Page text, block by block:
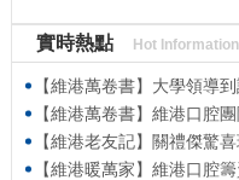
實時熱點 Hot Information
【維港萬卷書】大學領導到訪維港口腔參觀交流 高度讚賞院感消毒與規範
【維港萬卷書】維港口腔團隊走進香港書展 感受閱讀力量拓寬專
【維港老友記】關禮傑驚喜現身維港口腔出任明星一日CEO 即場演繹同分享
【維港暖萬家】維港口腔籌資捐款援助廣西洪澇災區 攜手香港廣西南寧同鄉會共